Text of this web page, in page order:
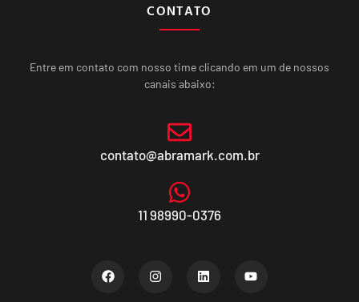
CONTATO
Entre em contato com nosso time clicando em um de nossos
canais abaixo:
contato@abramark.com.br
11 98990-0376